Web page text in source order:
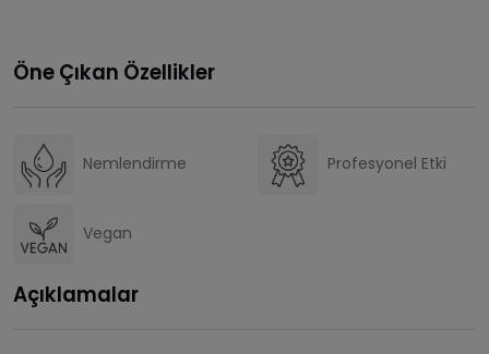
Öne Çıkan Özellikler
Nemlendirme Profesyonel Etki
Vegan
Açıklamalar